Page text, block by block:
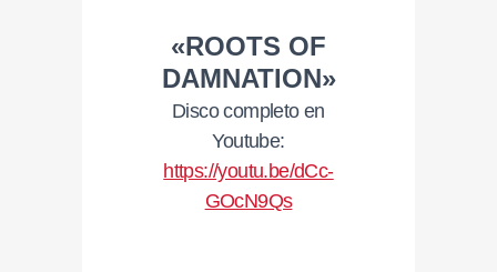
«ROOTS OF
DAMNATION»
Disco completo en
Youtube:
https://youtu.be/dCc-
GOcN9Qs